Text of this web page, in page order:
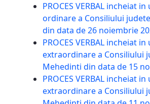
PROCES VERBAL incheiat
ordinare a Consiliului
din data de 26 noiembrie
PROCES VERBAL incheiat
extraordinare a Consiliului
Mehedinti din data de 15
PROCES VERBAL incheiat
extraordinare a Consiliului